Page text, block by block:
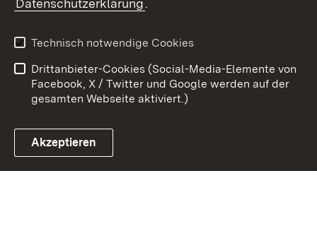
Link zum Landesportal
Kontakt
Barrierefreiheit
Impressum
Cookies
Datenschutzerklärung.
Technisch notwendige Cookies
Drittanbieter-Cookies (Social-Media-Elemente von
Facebook, X / Twitter und Google werden auf der
gesamten Webseite aktiviert.)
Akzeptieren